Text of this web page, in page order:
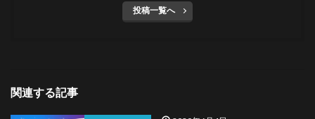
投稿一覧へ
関連する記事